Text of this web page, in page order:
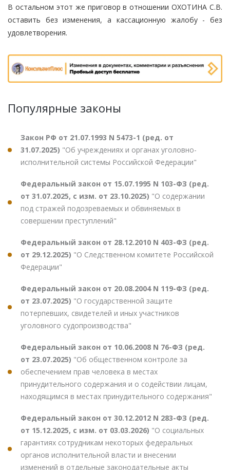
В остальном этот же приговор в отношении ОХОТИНА С.В.
оставить без изменения, а кассационную жалобу - без
удовлетворения.
Популярные законы
Закон РФ от 21.07.1993 N 5473-1 (ред. от
31.07.2025) "Об учреждениях и органах уголовно-
исполнительной системы Российской Федерации"
Федеральный закон от 15.07.1995 N 103-ФЗ (ред.
от 31.07.2025, с изм. от 23.10.2025) "О содержании
под стражей подозреваемых и обвиняемых в
совершении преступлений"
Федеральный закон от 28.12.2010 N 403-ФЗ (ред.
от 29.12.2025) "О Следственном комитете Российской
Федерации"
Федеральный закон от 20.08.2004 N 119-ФЗ (ред.
от 23.07.2025) "О государственной защите
потерпевших, свидетелей и иных участников
уголовного судопроизводства"
Федеральный закон от 10.06.2008 N 76-ФЗ (ред.
от 23.07.2025) "Об общественном контроле за
обеспечением прав человека в местах
принудительного содержания и о содействии лицам,
находящимся в местах принудительного содержания"
Федеральный закон от 30.12.2012 N 283-ФЗ (ред.
от 15.12.2025, с изм. от 03.03.2026) "О социальных
гарантиях сотрудникам некоторых федеральных
органов исполнительной власти и внесении
изменений в отдельные законодательные акты